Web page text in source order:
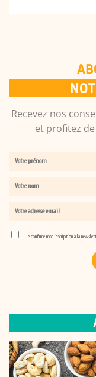
Recevez nos
et profitez
Je confirme mon inscription à la